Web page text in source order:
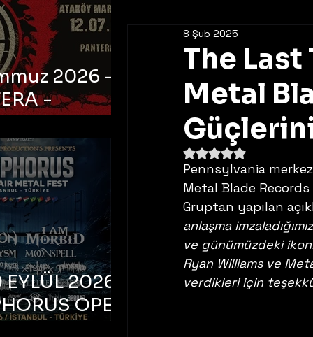
The Last
Metal
8 Şub 2025
5 üzerinden NaN yıldız
Pennsylvania
Metal Blade
Gruptan yapılan
anlaşma
ve günümüzdeki
Ryan Williams ve
verdikleri için
2026 -
-
Ataköy
Arena
2026 –
OPEN
FEST